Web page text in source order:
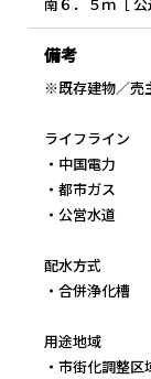
備考
※既存建物／売
ライフライン
・中国電力
・都市ガス
・公営水道
配水方式
・合併浄化槽
用途地域
・市街化調整区